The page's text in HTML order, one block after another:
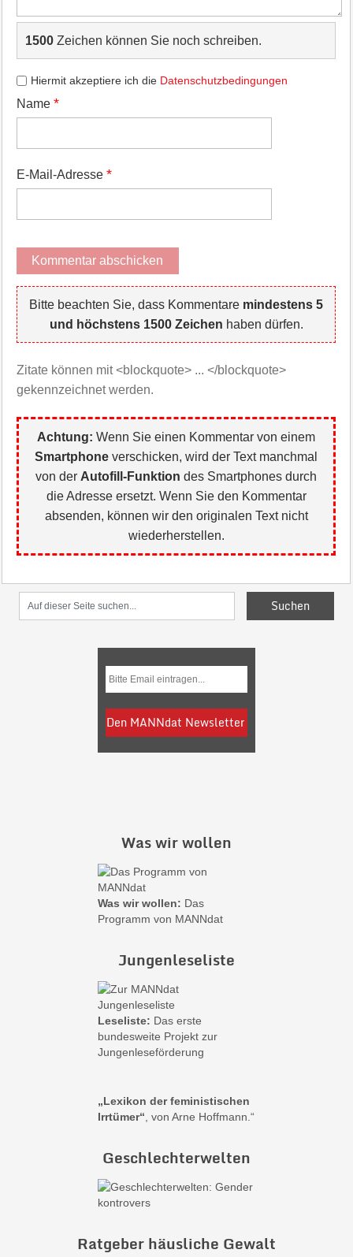
1500Zeichen können Sie noch schreiben.
Hiermit akzeptiere ich die Datenschutzbedingungen
Name *
E-Mail-Adresse *
Bitte beachten Sie, dass Kommentare mindestens 5
und höchstens 1500 Zeichen haben dürfen.
Zitate können mit <blockquote> ... </blockquote>
gekennzeichnet werden.
Achtung: Wenn Sie einen Kommentar von einem
Smartphone verschicken, wird der Text manchmal
von der Autofill-Funktion des Smartphones durch
die Adresse ersetzt. Wenn Sie den Kommentar
absenden, können wir den originalen Text nicht
wiederherstellen.
Was wir wollen
Was wir wollen: Das
Programm von MANNdat
Jungenleseliste
Leseliste: Das erste
bundesweite Projekt zur
Jungenleseförderung
„Lexikon der feministischen
Irrtümer“ , von Arne Hoffmann.“
Geschlechterwelten
Ratgeber häusliche Gewalt